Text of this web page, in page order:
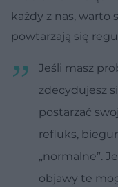
każdy z nas, warto
powtarzają się
Jeśli masz
zdecydujesz
postarzać
refluks,
„normalne”.
objawy te